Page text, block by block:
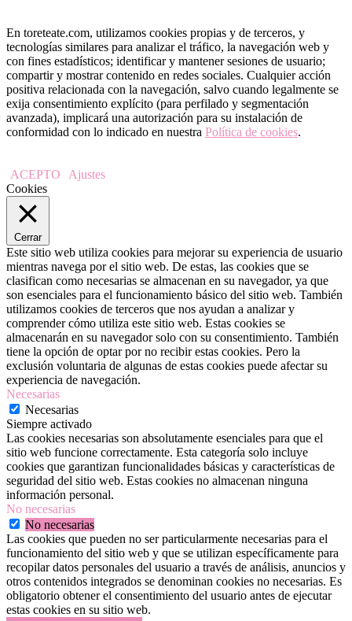
En toreteate.com, utilizamos cookies propias y de terceros, y
tecnologías similares para analizar el tráfico, la navegación web y
con fines estadísticos; identificar y mantener sesiones de usuario;
compartir y mostrar contenido en redes sociales. Cualquier acción
positiva relacionada con la navegación, salvo cuando legalmente se
exija consentimiento explícito (para perfilado y segmentación
avanzada), implicará una autorización para su instalación de
conformidad con lo indicado en nuestra Política de cookies.
ACEPTO
Ajustes
Cookies
Cerrar
Este sitio web utiliza cookies para mejorar su experiencia de usuario
mientras navega por el sitio web. De estas, las cookies que se
clasifican como necesarias se almacenan en su navegador, ya que
son esenciales para el funcionamiento básico del sitio web. También
utilizamos cookies de terceros que nos ayudan a analizar y
comprender cómo utiliza este sitio web. Estas cookies se
almacenarán en su navegador solo con su consentimiento. También
tiene la opción de optar por no recibir estas cookies. Pero la
exclusión voluntaria de algunas de estas cookies puede afectar su
experiencia de navegación.
Necesarias
Necesarias
Siempre activado
Las cookies necesarias son absolutamente esenciales para que el
sitio web funcione correctamente. Esta categoría solo incluye
cookies que garantizan funcionalidades básicas y características de
seguridad del sitio web. Estas cookies no almacenan ninguna
información personal.
No necesarias
No necesarias
Las cookies que pueden no ser particularmente necesarias para el
funcionamiento del sitio web y que se utilizan específicamente para
recopilar datos personales del usuario a través de análisis, anuncios y
otros contenidos integrados se denominan cookies no necesarias. Es
obligatorio obtener el consentimiento del usuario antes de ejecutar
estas cookies en su sitio web.